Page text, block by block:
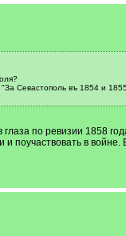
Севастополь въ 1854 и
по ревизии 1858
поучаствовать в